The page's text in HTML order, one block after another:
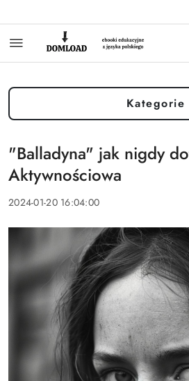
Kategorie
"Balladyna" jak nigdy
Aktywnościowa
2024-01-20 16:04:00